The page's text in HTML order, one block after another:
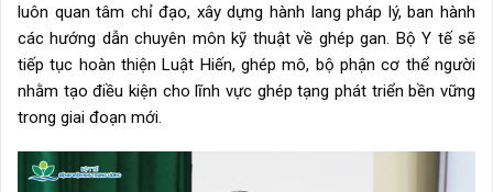
luôn quan tâm chỉ đạo, xây dựng hành lang pháp lý, ban hành
các hướng dẫn chuyên môn kỹ thuật về ghép gan. Bộ Y tế sẽ
tiếp tục hoàn thiện Luật Hiến, ghép mô, bộ phận cơ thể người
nhằm tạo điều kiện cho lĩnh vực ghép tạng phát triển bền vững
trong giai đoạn mới.